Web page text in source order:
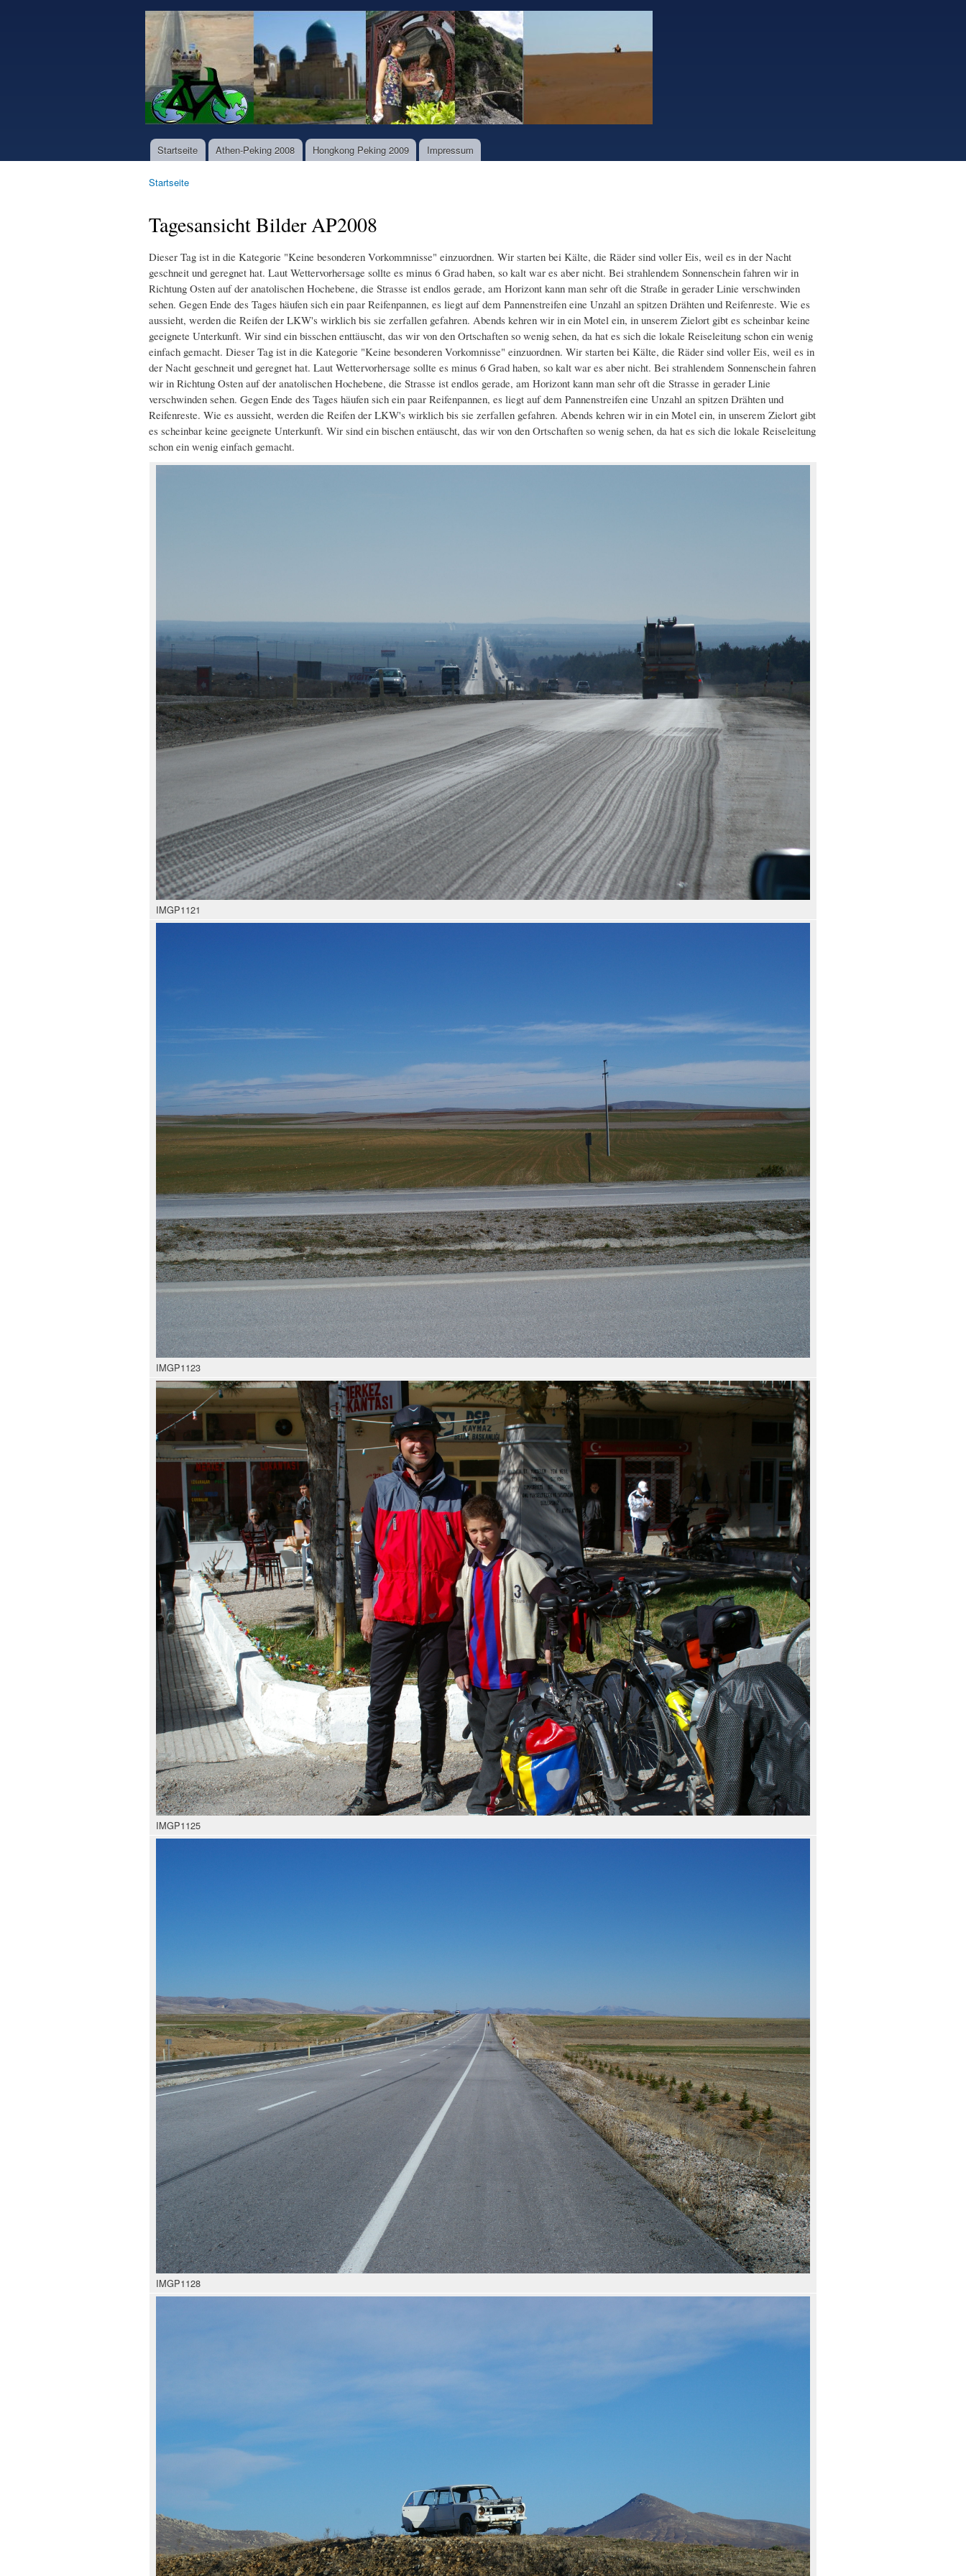
Direkt
zum
Inhalt
www.world-
bike-
tours.com
Hauptmenü
Startseite Athen-Peking 2008 Hongkong Peking 2009 Impressum
Startseite
Tagesansicht Bilder AP2008
Dieser Tag ist in die Kategorie "Keine besonderen Vorkommnisse" einzuordnen. Wir starten bei Kälte, die Räder sind voller Eis, weil es in der Nacht
geschneit und geregnet hat. Laut Wettervorhersage sollte es minus 6 Grad haben, so kalt war es aber nicht. Bei strahlendem Sonnenschein fahren wir in
Richtung Osten auf der anatolischen Hochebene, die Strasse ist endlos gerade, am Horizont kann man sehr oft die Straße in gerader Linie verschwinden
sehen. Gegen Ende des Tages häufen sich ein paar Reifenpannen, es liegt auf dem Pannenstreifen eine Unzahl an spitzen Drähten und Reifenreste. Wie es
aussieht, werden die Reifen der LKW's wirklich bis sie zerfallen gefahren. Abends kehren wir in ein Motel ein, in unserem Zielort gibt es scheinbar keine
geeignete Unterkunft. Wir sind ein bisschen enttäuscht, das wir von den Ortschaften so wenig sehen, da hat es sich die lokale Reiseleitung schon ein wenig
einfach gemacht. Dieser Tag ist in die Kategorie "Keine besonderen Vorkomnisse" einzuordnen. Wir starten bei Kälte, die Räder sind voller Eis, weil es in
der Nacht geschneit und geregnet hat. Laut Wettervorhersage sollte es minus 6 Grad haben, so kalt war es aber nicht. Bei strahlendem Sonnenschein fahren
wir in Richtung Osten auf der anatolischen Hochebene, die Strasse ist endlos gerade, am Horizont kann man sehr oft die Strasse in gerader Linie
verschwinden sehen. Gegen Ende des Tages häufen sich ein paar Reifenpannen, es liegt auf dem Pannenstreifen eine Unzahl an spitzen Drähten und
Reifenreste. Wie es aussieht, werden die Reifen der LKW's wirklich bis sie zerfallen gefahren. Abends kehren wir in ein Motel ein, in unserem Zielort gibt
es scheinbar keine geeignete Unterkunft. Wir sind ein bischen entäuscht, das wir von den Ortschaften so wenig sehen, da hat es sich die lokale Reiseleitung
schon ein wenig einfach gemacht.
IMGP1121
IMGP1123
IMGP1125
IMGP1128